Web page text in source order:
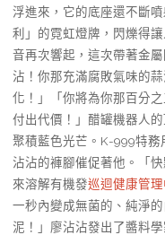
浮進來，它的底座還不斷
利」的霓虹燈牌，閃爍得
音再次響起，這次帶著金
沾！你那充滿腐敗氣味的
化！」「你將為你那百分
付出代價！」醋罐機器人
聚積藍色光芒。K-999特務
沾沾的褲腳催促著他。「
來溶解有機發巡迴健康管
一秒內變成無菌的、純淨
泥！」廖沾沾發出了醬料